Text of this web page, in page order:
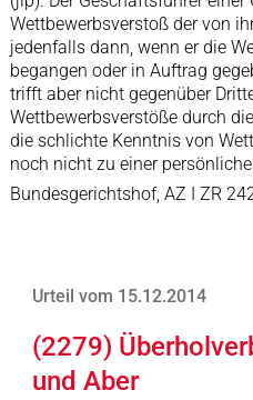
Wettbewerbsverstoß der von
jedenfalls dann, wenn er die
begangen oder in Auftrag
trifft aber nicht gegenüber
Wettbewerbsverstöße durch
die schlichte Kenntnis von
noch nicht zu einer
Bundesgerichtshof, AZ I ZR
Urteil vom 15.12.2014
(2279)
und Aber